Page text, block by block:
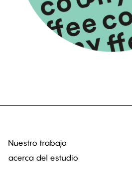
Nuestro trabajo
acerca del estudio